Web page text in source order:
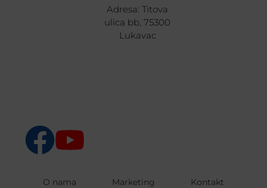
Adresa: Titova
ulica bb, 75300
Lukavac
O nama Marketing Kontakt